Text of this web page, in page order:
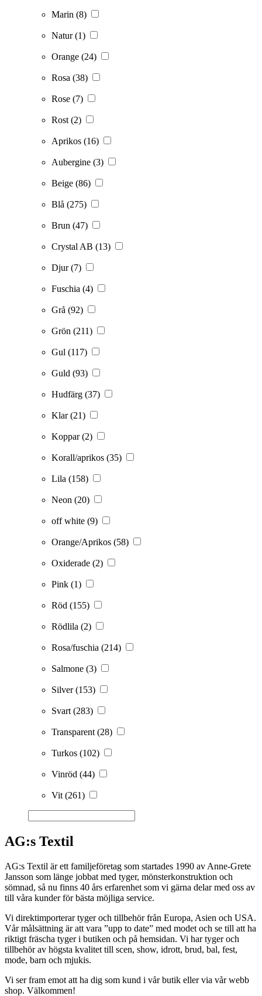
Marin (8)
Natur(1)
Orange (24)
Rosa (38)
Rose (7)
Rost (2)
Aprikos (16)
Aubergine (3)
Beige (86)
Blå (275)
Brun (47)
Crystal AB (13)
Djur(7)
Fuschia (4)
Grå (92)
Grön (211)
Gul (117)
Guld (93)
Hudfärg (37)
Klar(21)
Koppar(2)
Korall/aprikos (35)
Lila (158)
Neon (20)
off white (9)
Orange/Aprikos (58)
Oxiderade (2)
Pink (1)
Röd (155)
Rödlila (2)
Rosa/fuschia (214)
Salmone (3)
Silver(153)
Svart (283)
Transparent (28)
Turkos (102)
Vinröd (44)
Vit (261)
AG:s Textil
AG:s Textil är ett familjeföretag som startades 1990 av Anne-Grete
Jansson som länge jobbat med tyger, mönsterkonstruktion och
sömnad, så nu finns 40 års erfarenhet som vi gärna delar med oss av
till våra kunder för bästa möjliga service.
Vi direktimporterar tyger och tillbehör från Europa, Asien och USA.
Vår målsättning är att vara ”upp to date” med modet och se till att ha
riktigt fräscha tyger i butiken och på hemsidan. Vi har tyger och
tillbehör av högsta kvalitet till scen, show, idrott, brud, bal, fest,
mode, barn och mjukis.
Vi ser fram emot att ha dig som kund i vår butik eller via vår webb
shop. Välkommen!